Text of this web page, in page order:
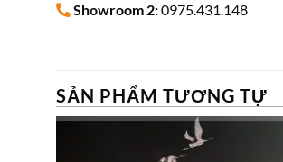
Showroom 2:0975.431.148
SẢN PHẨM TƯƠNG TỰ